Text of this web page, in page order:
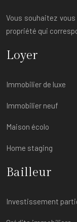
Vous souhaitez
propriété qui
Loyer
Immobilier de luxe
Immobilier neuf
Maison écolo
Home staging
Bailleur
Investissement